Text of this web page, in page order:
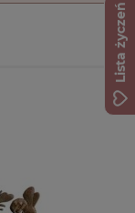
Lista życzeń